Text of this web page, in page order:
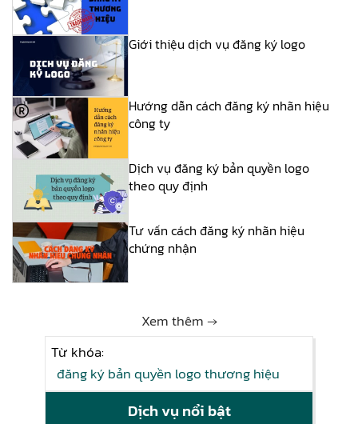
Giới thiệu dịch vụ đăng ký logo
Hướng dẫn cách đăng ký nhãn hiệu
công ty
Dịch vụ đăng ký bản quyền logo
theo quy định
Tư vấn cách đăng ký nhãn hiệu
chứng nhận
Xem thêm →
Từ khóa:
đăng ký bản quyền logo thương hiệu
Dịch vụ nổi bật